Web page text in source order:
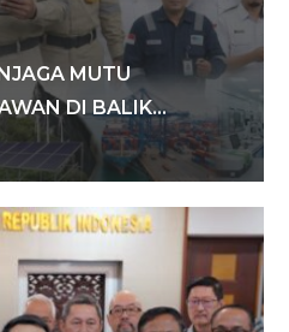
MUTU
DI BALIK